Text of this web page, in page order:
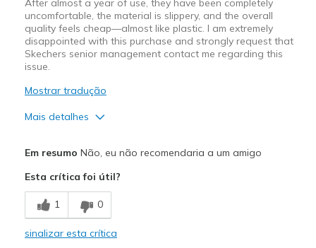
uncomfortable, the material is slippery, and the overall
quality feels cheap—almost like plastic. I am extremely
disappointed with this purchase and strongly request that
Skechers senior management contact me regarding this
issue.
Mostrar tradução
Mais detalhes
Poor Quality
Melhores utilizações
Casual Wear
Em resumo Não, eu não recomendaria a um amigo
Esta crítica foi útil?
1 0
sinalizar esta crítica